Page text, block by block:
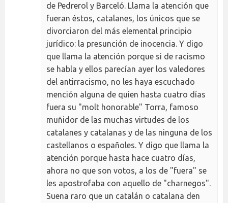
de Pedrerol y Barceló. Llama la atención que
fueran éstos, catalanes, los únicos que se
divorciaron del más elemental principio
jurídico: la presunción de inocencia. Y digo
que llama la atención porque si de racismo
se habla y ellos parecían ayer los valedores
del antirracismo, no les haya escuchado
mención alguna de quien hasta cuatro días
fuera su "molt honorable" Torra, famoso
muñidor de las muchas virtudes de los
catalanes y catalanas y de las ninguna de los
castellanos o españoles. Y digo que llama la
atención porque hasta hace cuatro días,
ahora no que son votos, a los de "fuera" se
les apostrofaba con aquello de "charnegos".
Suena raro que un catalán o catalana den